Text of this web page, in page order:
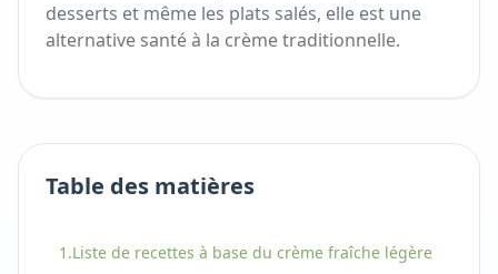
desserts et même les plats salés, elle est une
alternative santé à la crème traditionnelle.
Table des matières
1.Liste de recettes à base du crème fraîche légère